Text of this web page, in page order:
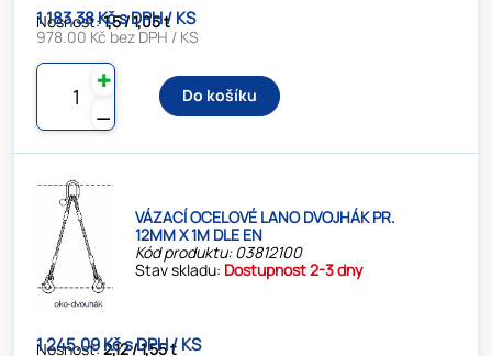
Nosnost:1,5 / 1,05 t
1 183.38 Kč s DPH / KS
978.00 Kč bez DPH / KS
⚊
✚
Do košíku
VÁZACÍ OCELOVÉ LANO DVOJHÁK PR.
12MM X 1M DLE EN
Kód produktu: 03812100
Stav skladu: Dostupnost 2-3 dny
Nosnost:2,12 / 1,55 t
1 245.09 Kč s DPH / KS